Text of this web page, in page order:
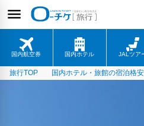
国内航空券 国内ホテル JALツア
旅行TOP 国内ホテル・旅館の宿泊格